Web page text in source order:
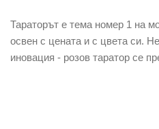
Тараторът е тема номер 1 на
освен с цената и с цвета си.
иновация - розов таратор се